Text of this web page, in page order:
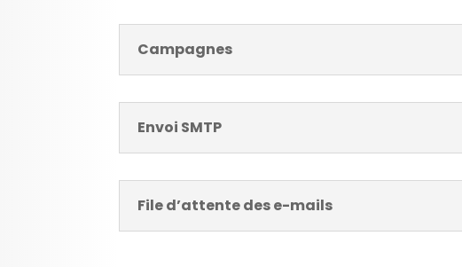
Campagnes
Envoi SMTP
File d’attente des e-mails